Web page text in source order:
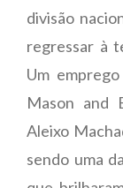
divisão
regressar à
Um
Mason and
Aleixo
sendo uma